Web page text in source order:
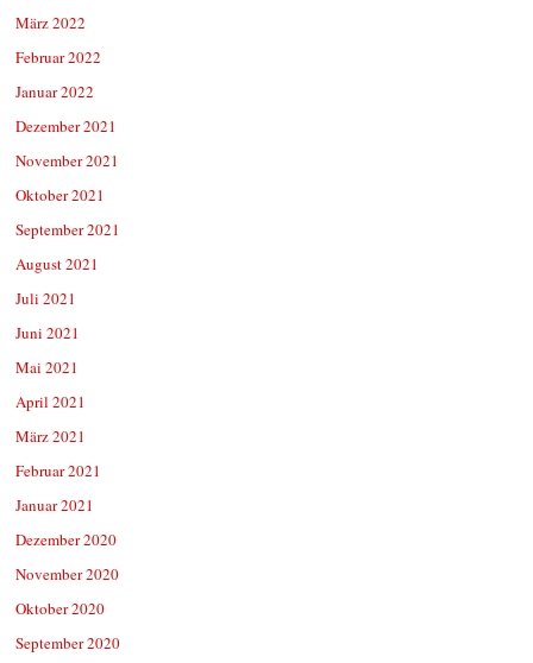
März 2022
Februar 2022
Januar 2022
Dezember 2021
November 2021
Oktober 2021
September 2021
August 2021
Juli 2021
Juni 2021
Mai 2021
April 2021
März 2021
Februar 2021
Januar 2021
Dezember 2020
November 2020
Oktober 2020
September 2020